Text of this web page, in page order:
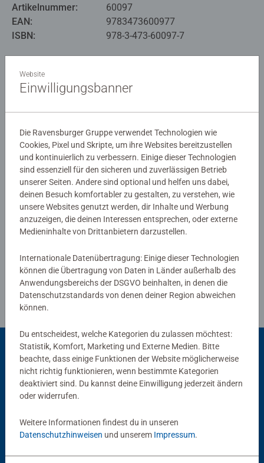
Artikelnummer:
60097
EAN:
9783473600977
ISBN:
978-3-473-60097-7
Noch keine Bewertungen
abgegeben
0/0
Verfasse eine Bewertung
Beliebte Auswahl
Andere Kunden mögen auch
Website
Einwilligungsbanner
Die Ravensburger Gruppe verwendet Technologien wie
Cookies, Pixel und Skripte, um ihre Websites bereitzustellen
und kontinuierlich zu verbessern. Einige dieser Technologien
sind essenziell für den sicheren und zuverlässigen Betrieb
unserer Seiten. Andere sind optional und helfen uns dabei,
deinen Besuch komfortabler zu gestalten, zu verstehen, wie
unsere Websites genutzt werden, dir Inhalte und Werbung
anzuzeigen, die deinen Interessen entsprechen, oder externe
Medieninhalte von Drittanbietern darzustellen.
Internationale Datenübertragung: Einige dieser Technologien
können die Übertragung von Daten in Länder außerhalb des
Anwendungsbereichs der DSGVO beinhalten, in denen die
Datenschutzstandards von denen deiner Region abweichen
können.
Du entscheidest, welche Kategorien du zulassen möchtest:
Statistik, Komfort, Marketing und Externe Medien. Bitte
beachte, dass einige Funktionen der Website möglicherweise
nicht richtig funktionieren, wenn bestimmte Kategorien
deaktiviert sind. Du kannst deine Einwilligung jederzeit ändern
oder widerrufen.
Weitere Informationen findest du in unseren
Datenschutzhinweisen und unserem Impressum.